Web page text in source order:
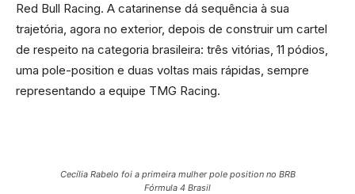
Red Bull Racing. A catarinense dá sequência à sua
trajetória, agora no exterior, depois de construir um cartel
de respeito na categoria brasileira: três vitórias, 11 pódios,
uma pole-position e duas voltas mais rápidas, sempre
representando a equipe TMG Racing.
Cecília Rabelo foi a primeira mulher pole position no BRB
Fórmula 4 Brasil